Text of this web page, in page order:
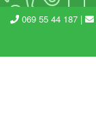
069 55 44 187 |